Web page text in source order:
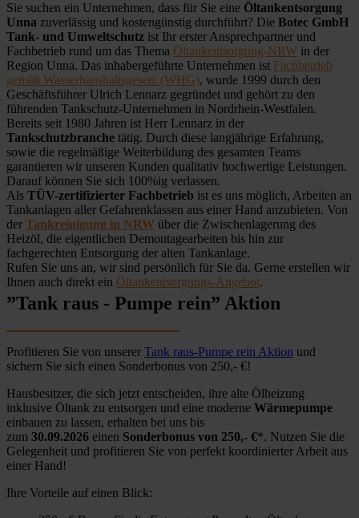
Sie suchen ein Unternehmen, dass für Sie eine Öltankentsorgung
Unna zuverlässig und kostengünstig durchführt? Die Botec GmbH
Tank- und Umweltschutz ist Ihr erster Ansprechpartner und
Fachbetrieb rund um das Thema Öltankentsorgung-NRW in der
Region Unna. Das inhabergeführte Unternehmen ist Fachbetrieb
gemäß Wasserhaushaltsgesetz (WHG), wurde 1999 durch den
Geschäftsführer Ulrich Lennarz gegründet und gehört zu den
führenden Tankschutz-Unternehmen in Nordrhein-Westfalen.
Bereits seit 1980 Jahren ist Herr Lennarz in der
Tankschutzbranche tätig. Durch diese langjährige Erfahrung,
sowie die regelmäßige Weiterbildung des gesamten Teams
garantieren wir unseren Kunden qualitativ hochwertige Leistungen.
Darauf können Sie sich 100%ig verlassen.
Als TÜV-zertifizierter Fachbetrieb ist es uns möglich, Arbeiten an
Tankanlagen aller Gefahrenklassen aus einer Hand anzubieten. Von
der Tankreinigung in NRW über die Zwischenlagerung des
Heizöl, die eigentlichen Demontagearbeiten bis hin zur
fachgerechten Entsorgung der alten Tankanlage.
Rufen Sie uns an, wir sind persönlich für Sie da. Gerne erstellen wir
Ihnen auch direkt ein Öltankentsorgungs-Angebot.
”Tank raus - Pumpe rein” Aktion
Profitieren Sie von unserer Tank raus-Pumpe rein Aktion und
sichern Sie sich einen Sonderbonus von 250,- €!
Hausbesitzer, die sich jetzt entscheiden, ihre alte Ölheizung
inklusive Öltank zu entsorgen und eine moderne Wärmepumpe
einbauen zu lassen, erhalten bei uns bis
zum 30.09.2026 einen Sonderbonus von 250,- €*. Nutzen Sie die
Gelegenheit und profitieren Sie von perfekt koordinierter Arbeit aus
einer Hand!
Ihre Vorteile auf einen Blick: